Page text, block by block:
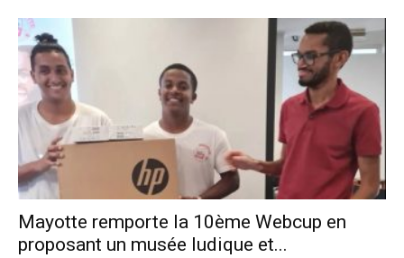
Mayotte remporte la 10ème Webcup en
proposant un musée ludique et...